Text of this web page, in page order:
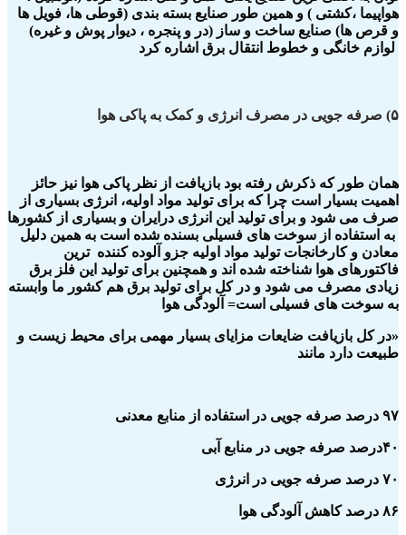
هواپیما ،کشتی ) و همین طور صنایع بسته بندی (قوطی ها، فویل ها
و قرص ها) صنایع ساخت و ساز (در و پنجره ، دیوار پوش و غیره)
لوازم خانگی و خطوط انتقال برق اشاره کرد
۵) صرفه جویی در مصرف انرژی و کمک به پاکی هوا
همان طور که ذکرش رفته بود بازیافت از نظر پاکی هوا نیز حائز
اهمیت بسیار است چرا که برای تولید مواد اولیه، انرژی بسیاری از
صرف می شود و برای تولید این انرژی درایران و بسیاری از کشورها
به استفاده از سوخت های فسیلی بسنده شده است به همین دلیل
معادن و کارخانجات تولید مواد اولیه جزو آلوده کننده ترین
فاکتورهای هوا شناخته شده اند و همچنین برای تولید این فلز برق
زیادی مصرف می شود و در کل برای تولید برق هم کشور ما وابسته
به سوخت های فسیلی است= آلودگی هوا
«در کل بازیافت ضایعات مزایای بسیار مهمی برای محیط زیست و
طبیعت دارد مانند
۹۷ درصد صرفه جویی در استفاده از منابع معدنی
۴۰درصد صرفه جویی در منابع آبی
۷۰ درصد صرفه جویی در انرژی
۸۶ درصد کاهش آلودگی هوا